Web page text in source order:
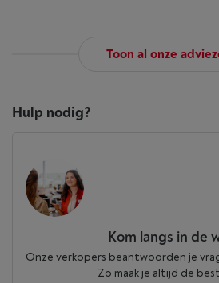
Toon al onze
Hulp nodig?
Kom langs in de
Onze verkopers beantwoorden je
Zo maak je altijd de